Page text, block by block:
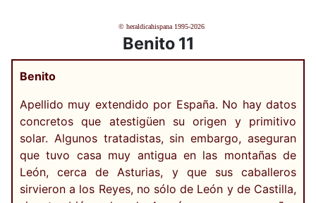
© heraldicahispana 1995-2026
Benito 11
Benito
Apellido muy extendido por España. No hay datos
concretos que atestigüen su origen y primitivo
solar. Algunos tratadistas, sin embargo, aseguran
que tuvo casa muy antigua en las montañas de
León, cerca de Asturias, y que sus caballeros
sirvieron a los Reyes, no sólo de León y de Castilla,